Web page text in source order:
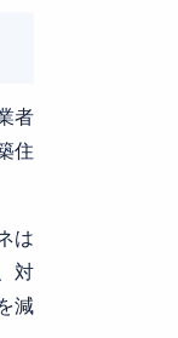
者
住
は
対
減